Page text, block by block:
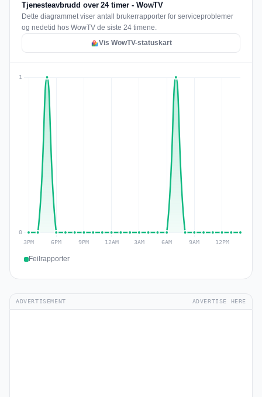
Tjenesteavbrudd over 24 timer - WowTV
Dette diagrammet viser antall brukerrapporter for serviceproblemer
og nedetid hos WowTV de siste 24 timene.
Vis WowTV-statuskart
Feilrapporter
ADVERTISEMENT ADVERTISE HERE